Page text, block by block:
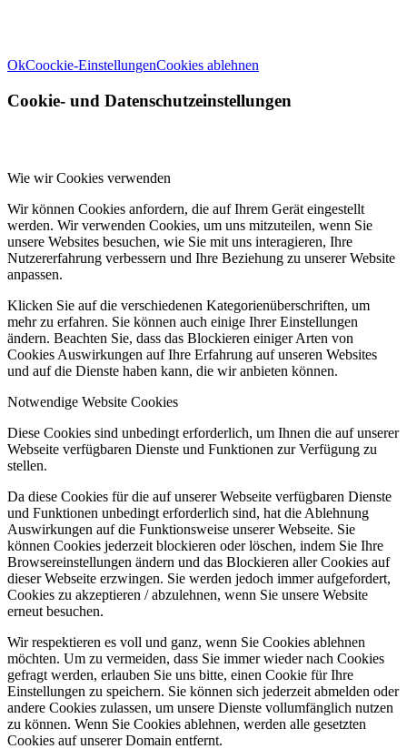
OkCoockie-EinstellungenCookies ablehnen
Cookie- und Datenschutzeinstellungen
Wie wir Cookies verwenden
Wir können Cookies anfordern, die auf Ihrem Gerät eingestellt
werden. Wir verwenden Cookies, um uns mitzuteilen, wenn Sie
unsere Websites besuchen, wie Sie mit uns interagieren, Ihre
Nutzererfahrung verbessern und Ihre Beziehung zu unserer Website
anpassen.
Klicken Sie auf die verschiedenen Kategorienüberschriften, um
mehr zu erfahren. Sie können auch einige Ihrer Einstellungen
ändern. Beachten Sie, dass das Blockieren einiger Arten von
Cookies Auswirkungen auf Ihre Erfahrung auf unseren Websites
und auf die Dienste haben kann, die wir anbieten können.
Notwendige Website Cookies
Diese Cookies sind unbedingt erforderlich, um Ihnen die auf unserer
Webseite verfügbaren Dienste und Funktionen zur Verfügung zu
stellen.
Da diese Cookies für die auf unserer Webseite verfügbaren Dienste
und Funktionen unbedingt erforderlich sind, hat die Ablehnung
Auswirkungen auf die Funktionsweise unserer Webseite. Sie
können Cookies jederzeit blockieren oder löschen, indem Sie Ihre
Browsereinstellungen ändern und das Blockieren aller Cookies auf
dieser Webseite erzwingen. Sie werden jedoch immer aufgefordert,
Cookies zu akzeptieren / abzulehnen, wenn Sie unsere Website
erneut besuchen.
Wir respektieren es voll und ganz, wenn Sie Cookies ablehnen
möchten. Um zu vermeiden, dass Sie immer wieder nach Cookies
gefragt werden, erlauben Sie uns bitte, einen Cookie für Ihre
Einstellungen zu speichern. Sie können sich jederzeit abmelden oder
andere Cookies zulassen, um unsere Dienste vollumfänglich nutzen
zu können. Wenn Sie Cookies ablehnen, werden alle gesetzten
Cookies auf unserer Domain entfernt.